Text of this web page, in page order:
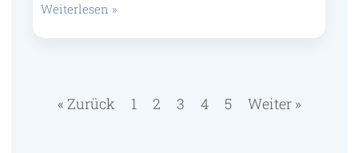
Weiterlesen »
« Zurück 1 2 3 4 5 Weiter »